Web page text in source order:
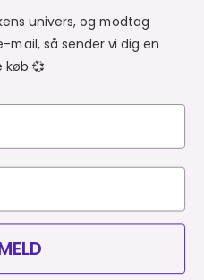
2026
univers, og modtag
mail, så sender vi dig en
💞